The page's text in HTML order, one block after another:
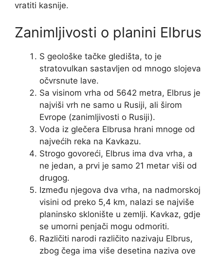
vratiti kasnije.
Zanimljivosti o planini Elbrus
S geološke tačke gledišta, to je
stratovulkan sastavljen od mnogo slojeva
očvrsnute lave.
Sa visinom vrha od 5642 metra, Elbrus je
najviši vrh ne samo u Rusiji, ali širom
Evrope (zanimljivosti o Rusiji).
Voda iz glečera Elbrusa hrani mnoge od
najvećih reka na Kavkazu.
Strogo govoreći, Elbrus ima dva vrha, a
ne jedan, a prvi je samo 21 metar viši od
drugog.
Između njegova dva vrha, na nadmorskoj
visini od preko 5,4 km, nalazi se najviše
planinsko sklonište u zemlji. Kavkaz, gdje
se umorni penjači mogu odmoriti.
Različiti narodi različito nazivaju Elbrus,
zbog čega ima više desetina naziva ove